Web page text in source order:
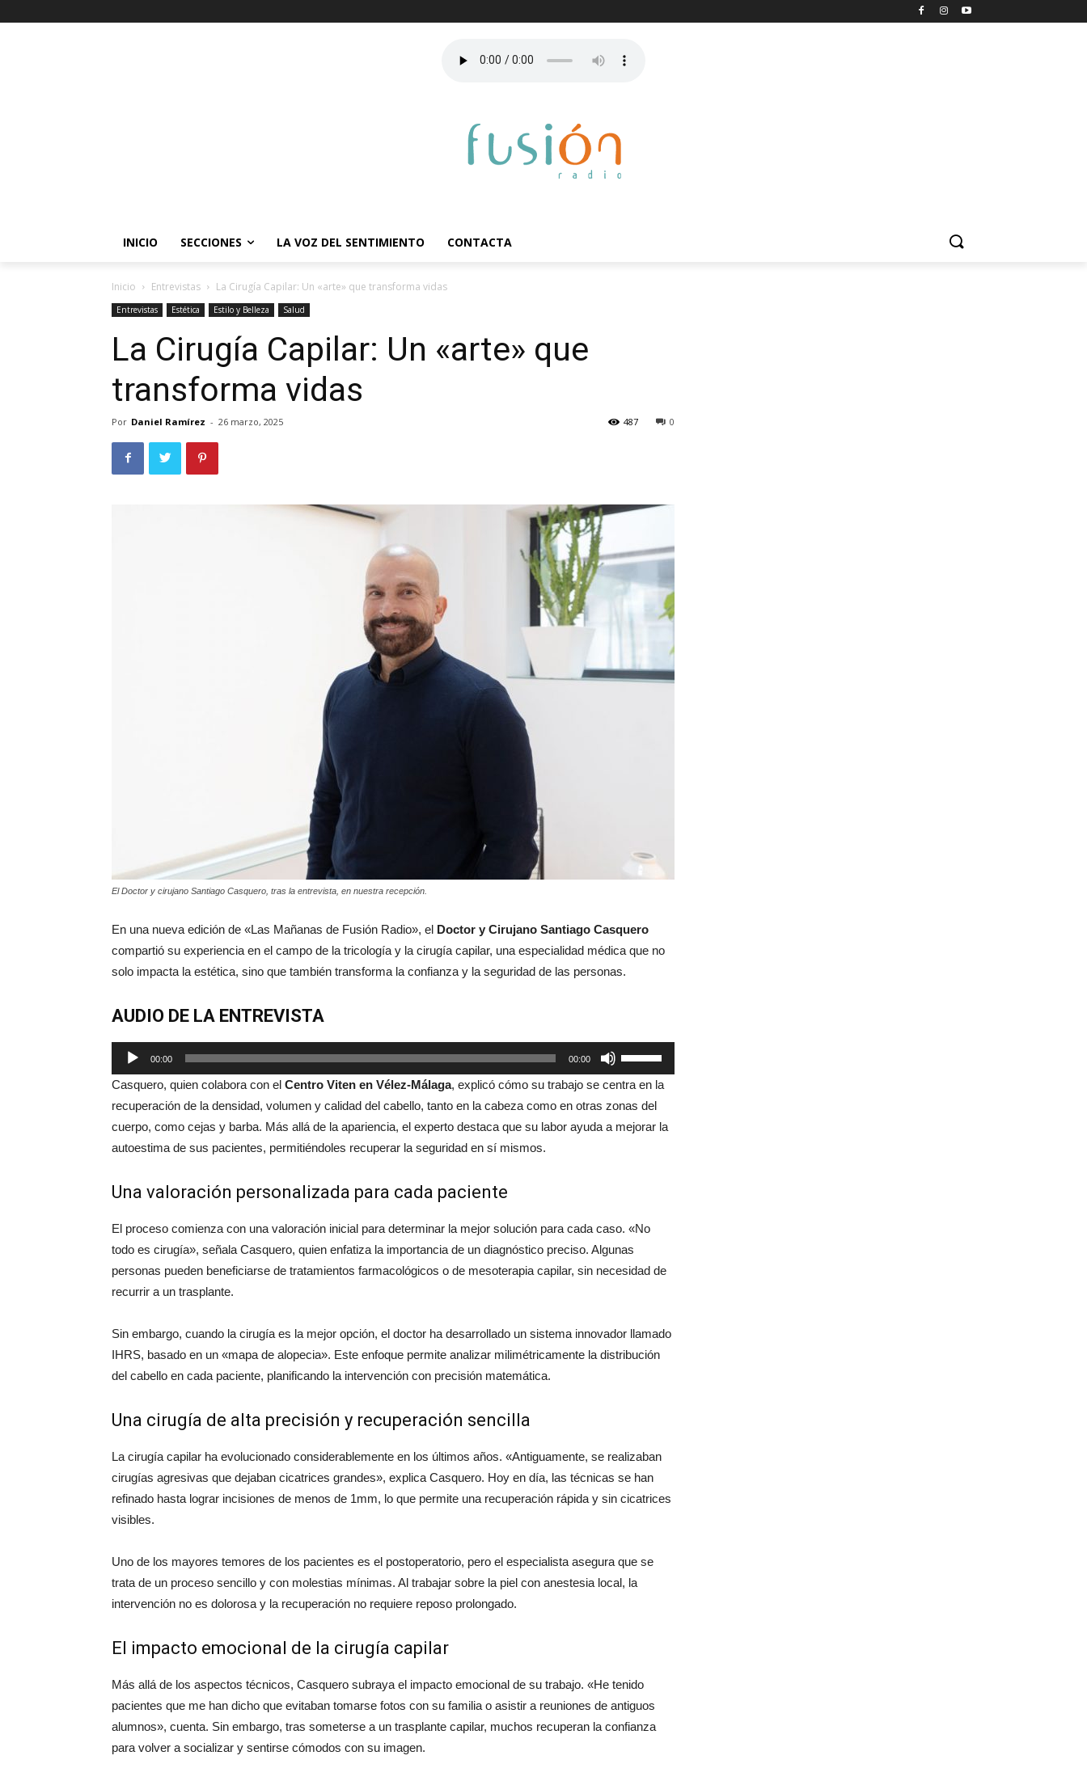
INICIO SECCIONES LA VOZ DEL SENTIMIENTO CONTACTA
Inicio Entrevistas La Cirugía Capilar: Un «arte» que transforma vidas
Entrevistas Estética Estilo y Belleza Salud
La Cirugía Capilar: Un «arte» que
transforma vidas
Por Daniel Ramírez - 26 marzo, 2025 0
487
El Doctor y cirujano Santiago Casquero, tras la entrevista, en nuestra recepción.
En una nueva edición de «Las Mañanas de Fusión Radio», el Doctor y Cirujano Santiago Casquero
compartió su experiencia en el campo de la tricología y la cirugía capilar, una especialidad médica que no
solo impacta la estética, sino que también transforma la confianza y la seguridad de las personas.
AUDIO DE LA ENTREVISTA
Reproductor
de
audio
00:00 00:00
las
teclas
de
flecha
Casquero, quien colabora con el Centro Viten en Vélez-Málaga, explicó cómo su trabajo se centra en la
recuperación de la densidad, volumen y calidad del cabello, tanto en la cabeza como en otras zonas del
cuerpo, como cejas y barba. Más allá de la apariencia, el experto destaca que su labor ayuda a mejorar la
autoestima de sus pacientes, permitiéndoles recuperar la seguridad en sí mismos.
Una valoración personalizada para cada paciente
El proceso comienza con una valoración inicial para determinar la mejor solución para cada caso. «No
todo es cirugía», señala Casquero, quien enfatiza la importancia de un diagnóstico preciso. Algunas
personas pueden beneficiarse de tratamientos farmacológicos o de mesoterapia capilar, sin necesidad de
recurrir a un trasplante.
Sin embargo, cuando la cirugía es la mejor opción, el doctor ha desarrollado un sistema innovador llamado
IHRS, basado en un «mapa de alopecia». Este enfoque permite analizar milimétricamente la distribución
del cabello en cada paciente, planificando la intervención con precisión matemática.
Una cirugía de alta precisión y recuperación sencilla
La cirugía capilar ha evolucionado considerablemente en los últimos años. «Antiguamente, se realizaban
cirugías agresivas que dejaban cicatrices grandes», explica Casquero. Hoy en día, las técnicas se han
refinado hasta lograr incisiones de menos de 1mm, lo que permite una recuperación rápida y sin cicatrices
visibles.
Uno de los mayores temores de los pacientes es el postoperatorio, pero el especialista asegura que se
trata de un proceso sencillo y con molestias mínimas. Al trabajar sobre la piel con anestesia local, la
intervención no es dolorosa y la recuperación no requiere reposo prolongado.
El impacto emocional de la cirugía capilar
Más allá de los aspectos técnicos, Casquero subraya el impacto emocional de su trabajo. «He tenido
pacientes que me han dicho que evitaban tomarse fotos con su familia o asistir a reuniones de antiguos
alumnos», cuenta. Sin embargo, tras someterse a un trasplante capilar, muchos recuperan la confianza
para volver a socializar y sentirse cómodos con su imagen.